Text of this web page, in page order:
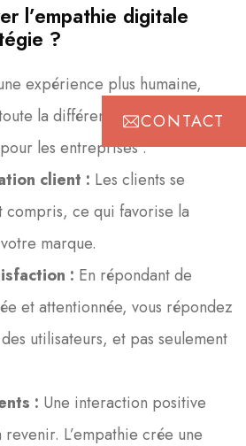
CONTACT
l’empathie digitale
?
expérience plus humaine,
la différence ! Voici
les entreprises :
client : Les clients se
compris, ce qui favorise la
marque.
: En répondant de
et attentionnée, vous répondez
utilisateurs, et pas seulement
: Une interaction positive
L’empathie crée une